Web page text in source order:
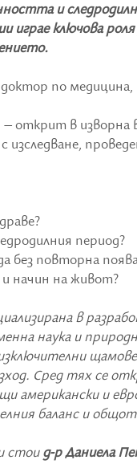
и
играе ключова
по медицина,
– открит в
изследване,
период?
без повторна
и начин на живот?
в
наука и
Сред тях се
американски и
баланс и
стоид-р Даниела